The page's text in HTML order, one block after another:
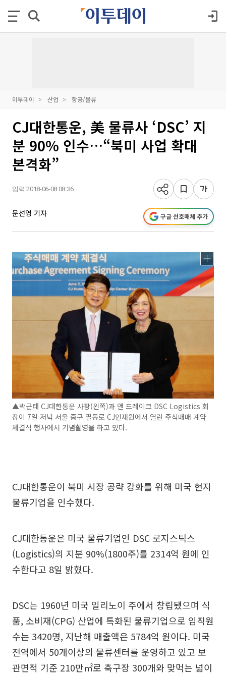
이투데이 산업 항공/물류
CJ대한통운, 美 물류사 ‘DSC’ 지
분 90% 인수…“북미 사업 확대
본격화”
입력 2018-06-08 08:36
문선영 기자 구글 선호매체 추가
▲박근태 CJ대한통운 사장(왼쪽)과 앤 드레이크 DSC Logistics 회
장이 7일 저녁 서울 중구 필동로 CJ인재원에서 열린 주식매매 계약
체결식 행사에서 기념촬영을 하고 있다.
CJ대한통운이 북미 시장 공략 강화를 위해 미국 현지
물류기업을 인수했다.
CJ대한통운은 미국 물류기업인 DSC 로지스틱스
(Logistics)의 지분 90%(1800주)를 2314억 원에 인
수한다고 8일 밝혔다.
DSC는 1960년 미국 일리노이 주에서 창립됐으며 식
품, 소비재(CPG) 산업에 특화된 물류기업으로 임직원
수는 3420명, 지난해 매출액은 5784억 원이다. 미국
전역에서 50개이상의 물류센터를 운영하고 있고 보
관면적 기준 210만㎡로 축구장 300개와 맞먹는 넓이